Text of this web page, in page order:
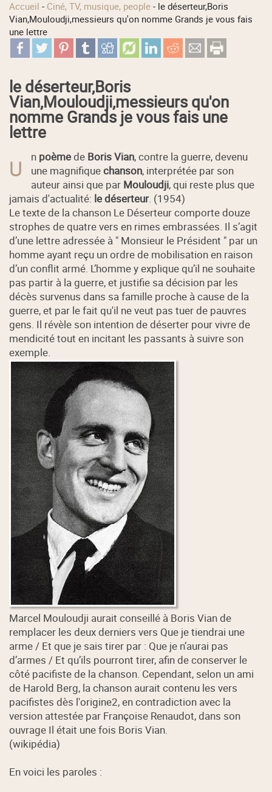
Accueil - Ciné, TV, musique, people - le déserteur,Boris
Vian,Mouloudji,messieurs qu'on nomme Grands je vous fais
une lettre
le déserteur,Boris
Vian,Mouloudji,messieurs qu'on
nomme Grands je vous fais une
lettre
U n poèmede Boris Vian, contre la guerre, devenu
une magnifiquechanson, interprétée par son
auteur ainsi que par Mouloudji, qui reste plus que
jamais d'actualité: le déserteur. (1954)
Le texte de la chanson Le Déserteur comporte douze
strophes de quatre vers en rimes embrassées. Il s’agit
d’une lettre adressée à " Monsieur le Président " par un
homme ayant reçu un ordre de mobilisation en raison
d’un conflit armé. L’homme y explique qu’il ne souhaite
pas partir à la guerre, et justifie sa décision par les
décès survenus dans sa famille proche à cause de la
guerre, et par le fait qu'il ne veut pas tuer de pauvres
gens. Il révèle son intention de déserter pour vivre de
mendicité tout en incitant les passants à suivre son
exemple.
Marcel Mouloudji aurait conseillé à Boris Vian de
remplacer les deux derniers vers Que je tiendrai une
arme / Et que je sais tirer par : Que je n’aurai pas
d’armes / Et qu’ils pourront tirer, afin de conserver le
côté pacifiste de la chanson. Cependant, selon un ami
de Harold Berg, la chanson aurait contenu les vers
pacifistes dès l'origine2, en contradiction avec la
version attestée par Françoise Renaudot, dans son
ouvrage Il était une fois Boris Vian.
(wikipédia)
En voici les paroles :